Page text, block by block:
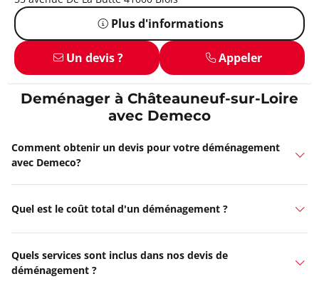
Plus d'informations
Un devis ? Appeler
Deménager à Châteauneuf-sur-Loire
avec Demeco
Comment obtenir un devis pour votre déménagement
avec Demeco?
Quel est le coût total d'un déménagement ?
Quels services sont inclus dans nos devis de
déménagement ?